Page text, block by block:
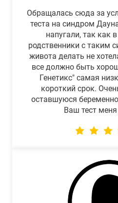
Обращалась сюда за
теста на синдром
напугали, так как
родственники с таким
живота делать не
все должно быть
Генетикс" самая
короткий срок.
оставшуюся
Ваш тест